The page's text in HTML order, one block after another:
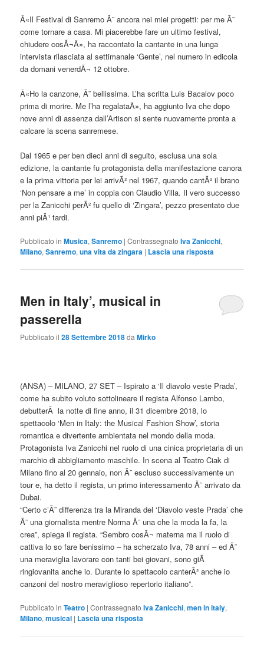
Â«Il Festival di Sanremo Ã¨ ancora nei miei progetti: per me Ã¨
come tornare a casa. Mi piacerebbe fare un ultimo festival,
chiudere cosÃ¬Â», ha raccontato la cantante in una lunga
intervista rilasciata al settimanale ‘Gente’, nel numero in edicola
da domani venerdÃ¬ 12 ottobre.
Â«Ho la canzone, Ã¨ bellissima. L’ha scritta Luis Bacalov poco
prima di morire. Me l’ha regalataÂ», ha aggiunto Iva che dopo
nove anni di assenza dall’Artison si sente nuovamente pronta a
calcare la scena sanremese.
Dal 1965 e per ben dieci anni di seguito, esclusa una sola
edizione, la cantante fu protagonista della manifestazione canora
e la prima vittoria per lei arrivÃ² nel 1967, quando cantÃ² il brano
‘Non pensare a me’ in coppia con Claudio Villa. Il vero successo
per la Zanicchi perÃ² fu quello di ‘Zingara’, pezzo presentato due
anni piÃ¹ tardi.
Pubblicato in Musica,Sanremo |Contrassegnato Iva Zanicchi,
Milano,Sanremo,una vita da zingara | Lascia una risposta
Men in Italy’, musical in
passerella
Pubblicato il28 Settembre 2018daMirko
(ANSA) – MILANO, 27 SET – Ispirato a ‘Il diavolo veste Prada’,
come ha subito voluto sottolineare il regista Alfonso Lambo,
debutterÃ la notte di fine anno, il 31 dicembre 2018, lo
spettacolo ‘Men in Italy: the Musical Fashion Show’, storia
romantica e divertente ambientata nel mondo della moda.
Protagonista Iva Zanicchi nel ruolo di una cinica proprietaria di un
marchio di abbigliamento maschile. In scena al Teatro Ciak di
Milano fino al 20 gennaio, non Ã¨ escluso successivamente un
tour e, ha detto il regista, un primo interessamento Ã¨ arrivato da
Dubai.
“Certo c’Ã¨ differenza tra la Miranda del ‘Diavolo veste Prada’ che
Ã¨ una giornalista mentre Norma Ã¨ una che la moda la fa, la
crea”, spiega il regista. “Sembro cosÃ¬ materna ma il ruolo di
cattiva lo so fare benissimo – ha scherzato Iva, 78 anni – ed Ã¨
una meraviglia lavorare con tanti bei giovani, sono giÃ
ringiovanita anche io. Durante lo spettacolo canterÃ² anche io
canzoni del nostro meraviglioso repertorio italiano”.
Pubblicato in Teatro |Contrassegnato Iva Zanicchi,men in italy,
Milano,musical | Lascia una risposta